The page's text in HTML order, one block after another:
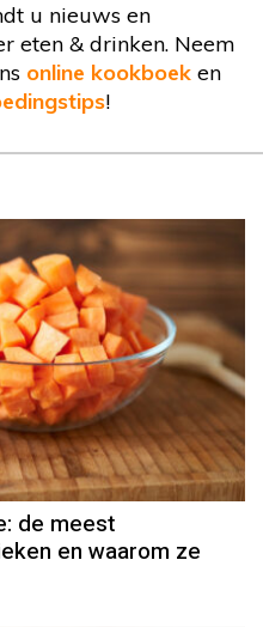
u nieuws en
eten & drinken. Neem
online kookboek en
!
de meest
en waarom ze